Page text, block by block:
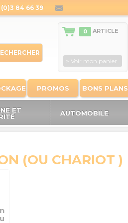
84 66 39
PROMOS BONS PLANS
0 ARTICLE
> Voir mon panier
ET
AUTOMOBILE
(OU CHARIOT )